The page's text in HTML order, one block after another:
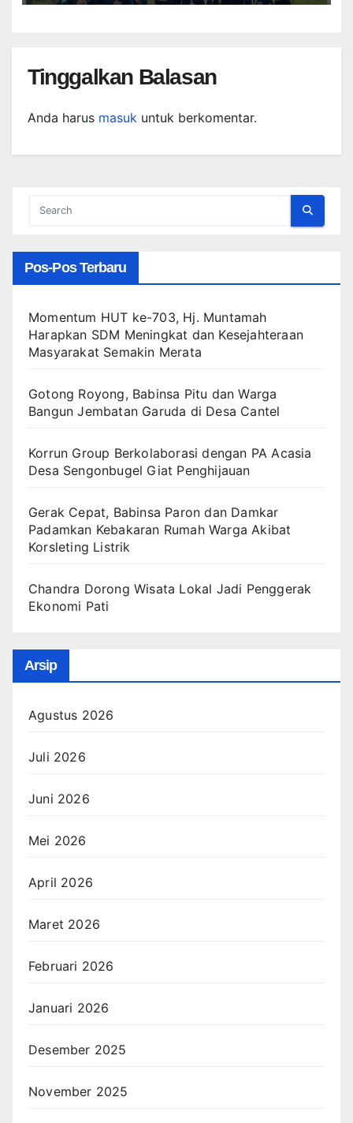
Tinggalkan Balasan
Anda harus masuk untuk berkomentar.
Pos-Pos Terbaru
Momentum HUT ke-703, Hj. Muntamah
Harapkan SDM Meningkat dan Kesejahteraan
Masyarakat Semakin Merata
Gotong Royong, Babinsa Pitu dan Warga
Bangun Jembatan Garuda di Desa Cantel
Korrun Group Berkolaborasi dengan PA Acasia
Desa Sengonbugel Giat Penghijauan
Gerak Cepat, Babinsa Paron dan Damkar
Padamkan Kebakaran Rumah Warga Akibat
Korsleting Listrik
Chandra Dorong Wisata Lokal Jadi Penggerak
Ekonomi Pati
Arsip
Agustus 2026
Juli 2026
Juni 2026
Mei 2026
April 2026
Maret 2026
Februari 2026
Januari 2026
Desember 2025
November 2025